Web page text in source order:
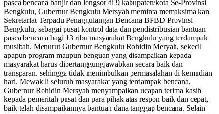
pasca bencana banjir dan longsor di 9 kabupaten/kota Se-Provinsi
Bengkulu, Gubernur Bengkulu Mersyah meminta memaksimalkan
Sekretariat Terpadu Penaggulangan Bencana BPBD Provinsi
Bengkulu, sebagai pusat kontrol data dan pendistribusian bantuan
pasca bencana bagi 13 ribu masyarakat Bengkulu yang terdampak
musibah. Menurut Gubernur Bengkulu Rohidin Meryah, sekecil
apapun program maupun benguan yang disampaikan kepada
masyarakat harus dipertanggungjawabkan secara baik dan
transparan, sehingga tidak menimbulkan permasalahan di kemudian
hari. Mewakili seluruh masyarakat yang terdampak bencana,
Gubernur Rohidin Mersyah menyampaikan ucapan terima kasih
kepada pemeritah pusat dan para pihak atas respon baik dan cepat,
baik telah disampaikannya bantuan dana tanggap bencana. Selain